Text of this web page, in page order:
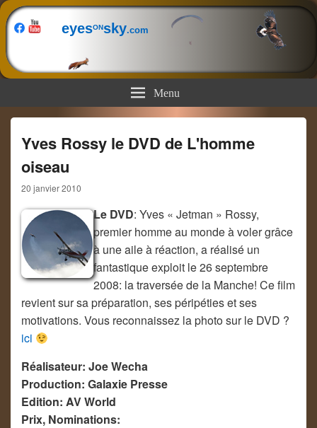
eyesONsky.com
Menu
Yves Rossy le DVD de L'homme
oiseau
20 janvier 2010
Le DVD: Yves « Jetman » Rossy,
premier homme au monde à voler grâce
à une aile à réaction, a réalisé un
fantastique exploit le 26 septembre
2008: la traversée de la Manche! Ce film
revient sur sa préparation, ses péripéties et ses
motivations. Vous reconnaissez la photo sur le DVD ?
ici
Réalisateur: Joe Wecha
Production: Galaxie Presse
Edition: AV World
Prix, Nominations: